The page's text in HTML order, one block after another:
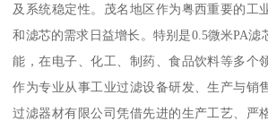
及系统稳定性。茂名地区作为粤西重要的工
和滤芯的需求日益增长。特别是0.5微米PA滤
能，在电子、化工、制药、食品饮料等多个
作为专业从事工业过滤设备研发、生产与销
过滤器材有限公司凭借先进的生产工艺、严